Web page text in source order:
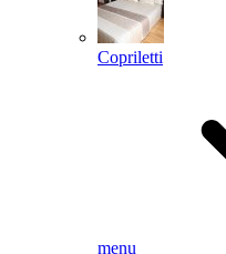
Copriletti
menu